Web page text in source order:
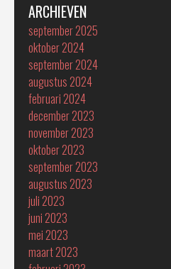
ARCHIEVEN
september 2025
oktober 2024
september 2024
augustus 2024
februari 2024
december 2023
november 2023
oktober 2023
september 2023
augustus 2023
juli 2023
juni 2023
mei 2023
maart 2023